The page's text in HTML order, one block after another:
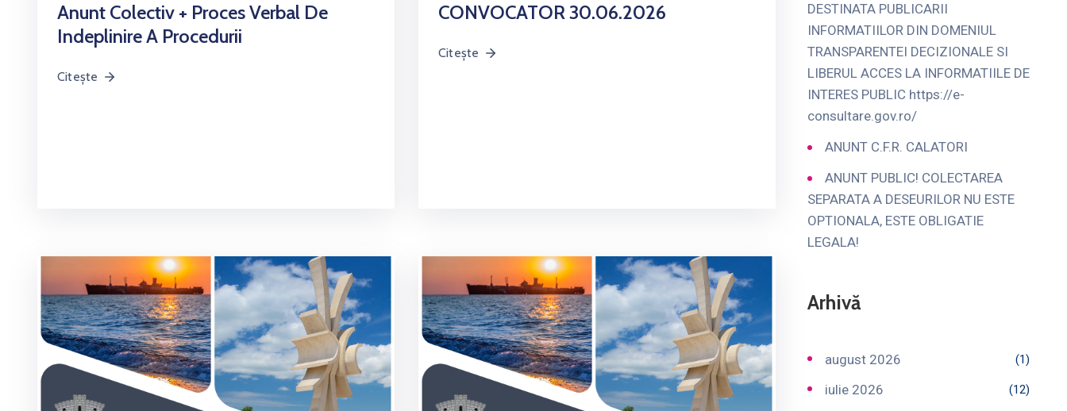
Anunt Colectiv + Proces Verbal De
Indeplinire A Procedurii
Citește
CONVOCATOR 30.06.2026
Citește
DESTINATA PUBLICARII
INFORMATIILOR DIN DOMENIUL
TRANSPARENTEI DECIZIONALE SI
LIBERUL ACCES LA INFORMATIILE DE
INTERES PUBLIC https://e-
consultare.gov.ro/
ANUNT C.F.R. CALATORI
ANUNT PUBLIC! COLECTAREA
SEPARATA A DESEURILOR NU ESTE
OPTIONALA, ESTE OBLIGATIE
LEGALA!
Arhivă
august 2026 (1)
iulie 2026 (12)